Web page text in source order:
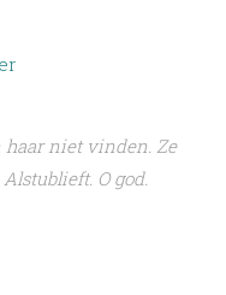
haar niet vinden. Ze
O god.